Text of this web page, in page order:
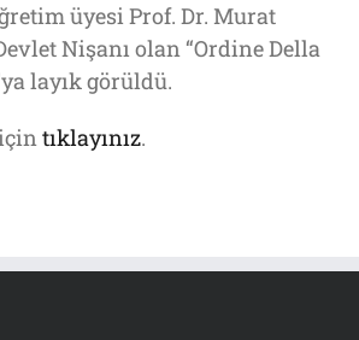
üyesi Prof. Dr. Murat
Nişanı olan “Ordine Della
layık görüldü.
tıklayınız.